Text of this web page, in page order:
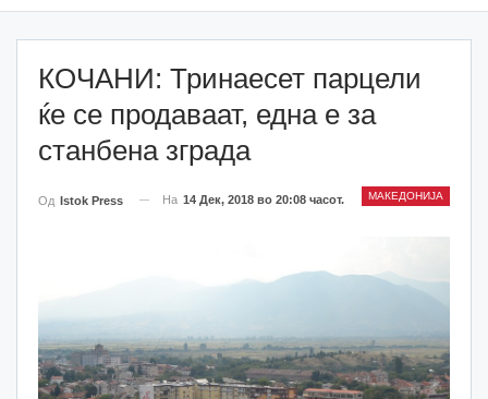
КOЧАНИ: Тринаесет парцели
ќе се продаваат, една е за
станбена зграда
МАКЕДОНИЈА
Од Istok Press На 14 Дек, 2018 во 20:08 часот.